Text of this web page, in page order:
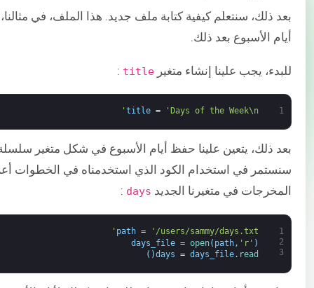
أيام الأسبوع بعد ذلك.
للبدء، يجب علينا إنشاء متغير title
:
1
title = 'Days of the Week\n'
بعد ذلك، يتعين علينا حفظ أيام الأسبوع في شكل متغير
سنستمر في استخدام الكود الذي استخدمناه في الخطوات
المخرجات في متغيرنا الجديد days
:
1
2
3
path =
'/users/sammy/days.txt'
days_file = open( path , 'r' )
days
= days_file. read
(
)